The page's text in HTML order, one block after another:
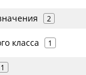
2
класса 1
1